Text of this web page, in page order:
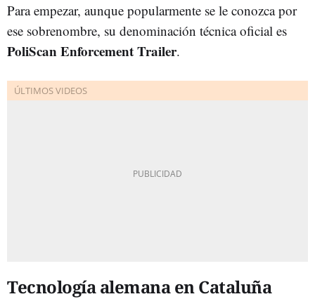
Para empezar, aunque popularmente se le conozca por
ese sobrenombre, su denominación técnica oficial es
PoliScan Enforcement Trailer.
Tecnología alemana en Cataluña